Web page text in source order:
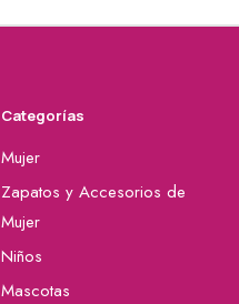
Categorías
Mujer
Zapatos y Accesorios de
Mujer
Niños
Mascotas